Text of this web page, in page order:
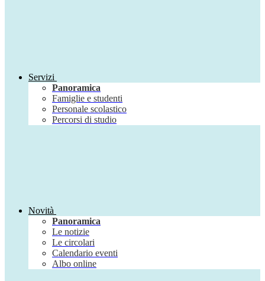
Servizi
Panoramica
Famiglie e studenti
Personale scolastico
Percorsi di studio
Novità
Panoramica
Le notizie
Le circolari
Calendario eventi
Albo online